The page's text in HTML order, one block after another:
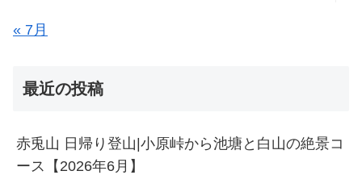
« 7月
最近の投稿
赤兎山 日帰り登山|小原峠から池塘と白山の絶景コ
ース【2026年6月】